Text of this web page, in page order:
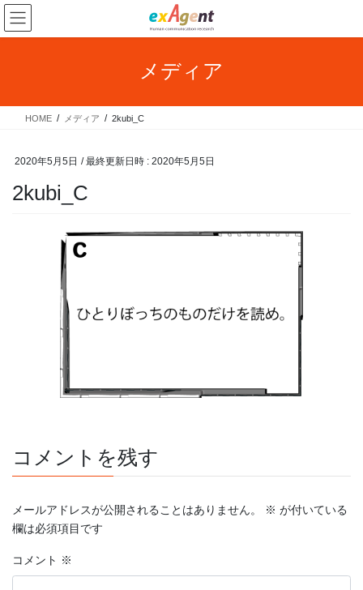
コ
ン
テ
ス
ナ
ビ
ゲ
ン
メディア
HOME メディア 2kubi_C
2020年5月5日 / 最終更新日時 : 2020年5月5日
2kubi_C
コメントを残す
メールアドレスが公開されることはありません。 ※ が付いている
欄は必須項目です
コメント ※